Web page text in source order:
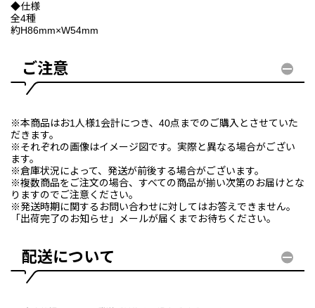
◆仕様
全4種
約H86mm×W54mm
ご注意
※本商品はお1人様1会計につき、40点までのご購入とさせていた
だきます。
※それぞれの画像はイメージ図です。実際と異なる場合がござい
ます。
※倉庫状況によって、発送が前後する場合がございます。
※複数商品をご注文の場合、すべての商品が揃い次第のお届けとな
りますのでご注意ください。
※発送時期に関するお問い合わせに対してはお答えできません。
「出荷完了のお知らせ」メールが届くまでお待ちください。
配送について